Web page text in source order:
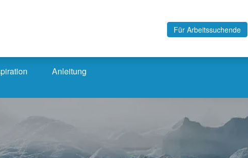
Für Arbeitssuchende
Anleitung